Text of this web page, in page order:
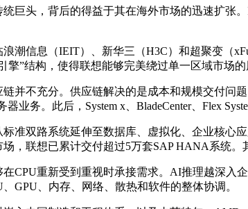
巨头，背后的得益于其在海外市场的迅速扩张
潮信息（IEIT）、新华三（H3C）和超聚变（
擎”结构，使得联想能够完美绕过单一区域市场的
并不充分。供应链解决的是成本和规模交付问
业务。此后，System x、BladeCenter、Flex
准双路系统延伸至数据库、虚拟化、企业核心
，联想已累计交付超过5万套SAP HANA系统
CPU重新受到重视时承接需求。AI推理越深
GPU、内存、网络、散热和软件的整体协调。